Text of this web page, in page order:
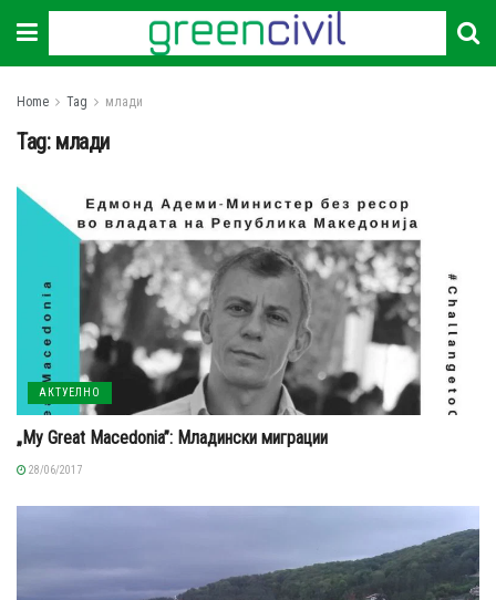
Home Tag млади
Tag: млади
АКТУЕЛНО
„My Great Macedonia”: Младински миграции
28/06/2017